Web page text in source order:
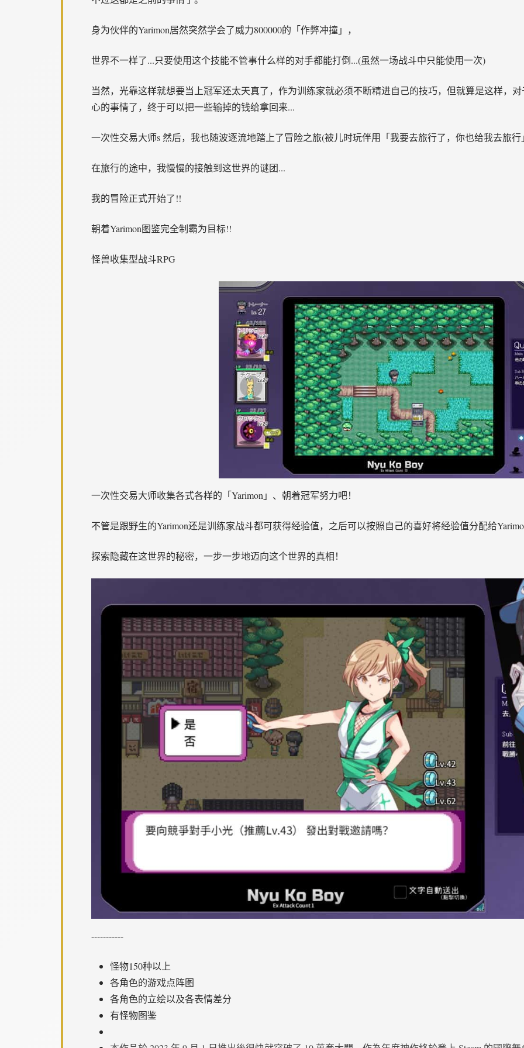
身为伙伴的Yarimon居然突然学会了威力800000的「作弊冲撞」，
世界不一样了...只要使用这个技能不管事什么样的对手都能打倒...(虽然一场战斗中只能使用一次)
当然，光靠这样就想要当上冠军还太天真了，作为训练家就必须不断精进自己的技巧，但就算是这样，
心的事情了，终于可以把一些输掉的钱给拿回来...
一次性交易大师s 然后，我也随波逐流地踏上了冒险之旅(被儿时玩伴用「我要去旅行了，你也给我去旅
在旅行的途中，我慢慢的接触到这世界的谜团...
我的冒险正式开始了!!
朝着Yarimon图鉴完全制霸为目标!!
怪兽收集型战斗RPG
一次性交易大师收集各式各样的「Yarimon」、朝着冠军努力吧！
不管是跟野生的Yarimon还是训练家战斗都可获得经验值，之后可以按照自己的喜好将经验值分配给
探索隐藏在这世界的秘密，一步一步地迈向这个世界的真相！
-----------
怪物150种以上
各角色的游戏点阵图
各角色的立绘以及各表情差分
有怪物图鉴